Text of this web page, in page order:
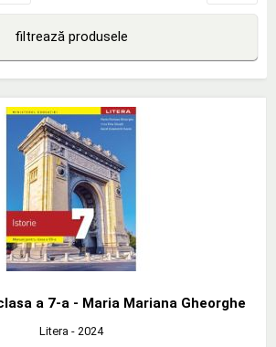
filtrează produsele
a 7-a - Maria Mariana Gheorghe
Litera - 2024